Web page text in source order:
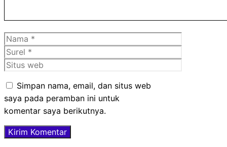
Nama
Surel
Situs
Simpan nama, email, dan situs web
saya pada peramban ini untuk
komentar saya berikutnya.